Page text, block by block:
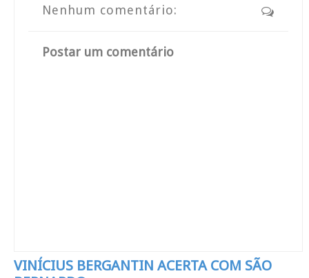
Nenhum comentário:
Postar um comentário
VINÍCIUS BERGANTIN ACERTA COM SÃO